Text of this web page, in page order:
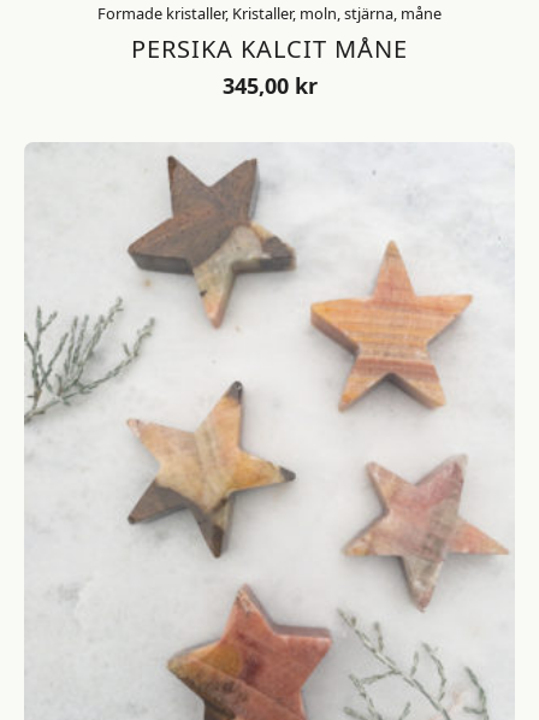
Formade kristaller, Kristaller, moln, stjärna, måne
PERSIKA KALCIT MÅNE
345,00 kr